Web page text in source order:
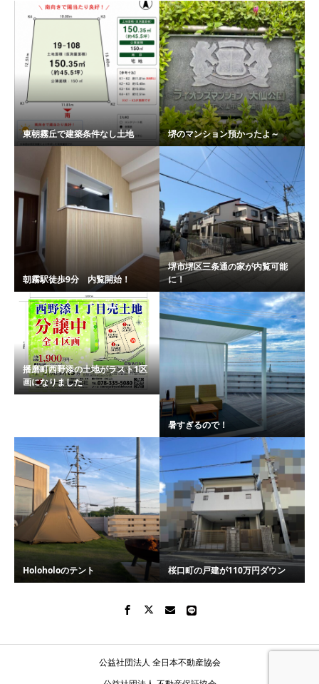
東朝霧丘で建築条件なし土地 堺のマンション預かったよ～
朝霧駅徒歩9分 内覧開始！
堺市堺区三条通の家が内覧可能
に！
播磨町西野添の土地がラスト1区
画になりました
暑すぎるので！
Holoholoのテント 桜口町の戸建が110万円ダウン
公益社団法人 全日本不動産協会